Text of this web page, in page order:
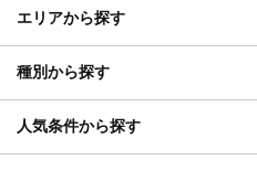
エリアから探す
種別から探す
人気条件から探す